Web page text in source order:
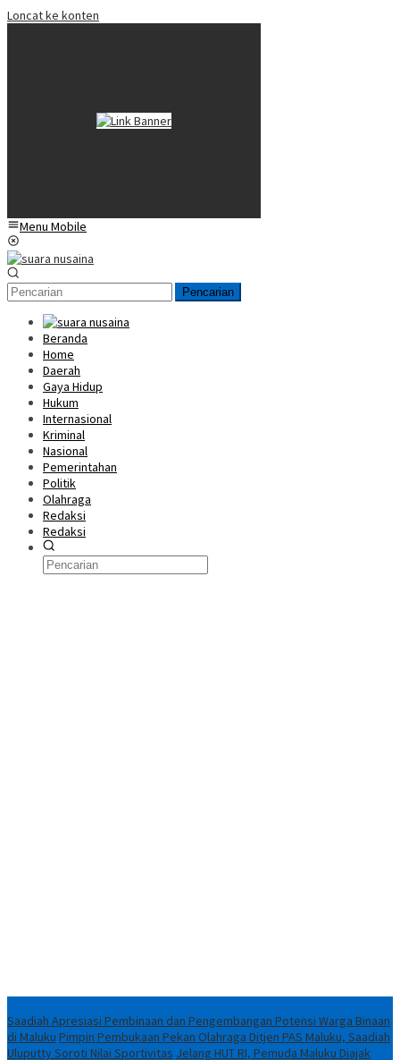
Loncat ke konten
Menu Mobile
Pencarian
Beranda
Home
Daerah
Gaya Hidup
Hukum
Internasional
Kriminal
Nasional
Pemerintahan
Politik
Olahraga
Redaksi
Redaksi
Saadiah Apresiasi Pembinaan dan Pengembangan Potensi Warga Binaan
di Maluku Pimpin Pembukaan Pekan Olahraga Ditjen PAS Maluku, Saadiah
Uluputty Soroti Nilai Sportivitas Jelang HUT RI, Pemuda Maluku Diajak